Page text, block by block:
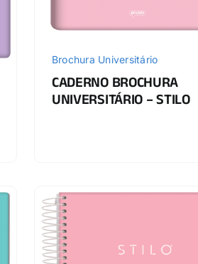
Brochura Universitário
CADERNO BROCHURA
UNIVERSITÁRIO – STILO